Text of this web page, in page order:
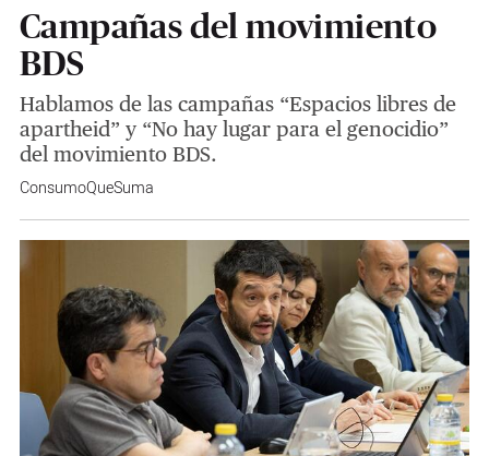
Campañas del movimiento
BDS
Hablamos de las campañas “Espacios libres de
apartheid” y “No hay lugar para el genocidio”
del movimiento BDS.
ConsumoQueSuma